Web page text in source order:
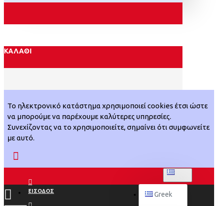
ΚΑΛΆΘΙ
Το ηλεκτρονικό κατάστημα χρησιμοποιεί cookies έτσι ώστε
να μπορούμε να παρέχουμε καλύτερες υπηρεσίες.
Συνεχίζοντας να το χρησιμοποιείτε, σημαίνει ότι συμφωνείτε
με αυτό.
ΕΙΣΟΔΟΣ Greek